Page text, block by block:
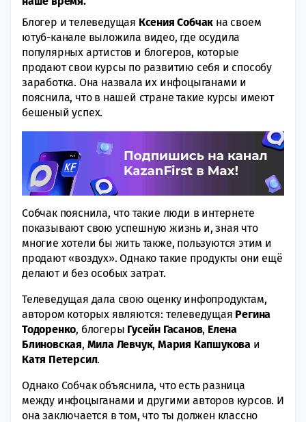
Блогер и телеведущая Ксения Собчак на своем
ютуб-канале выложила видео, где осудила
популярных артистов и блогеров, которые
продают свои курсы по развитию себя и способу
заработка. Она назвала их инфоцыганами и
пояснила, что в нашей стране такие курсы имеют
бешеный успех.
Собчак пояснила, что такие люди в интернете
показывают свою успешную жизнь и, зная что
многие хотели бы жить также, пользуются этим и
продают «‎воздух». Однако такие продукты они ещё
делают и без особых затрат.
Телеведущая дала свою оценку инфопродуктам,
автором которых являются: телеведущая Регина
Тодоренко, блогеры Гусейн Гасанов, Елена
Блиновская, Мила Левчук, Мария Капшукова и
Катя Петерсил.
Однако Собчак объяснила, что есть разница
между инфоцыганами и другими авторов курсов. И
она заключается в том, что ты должен классно